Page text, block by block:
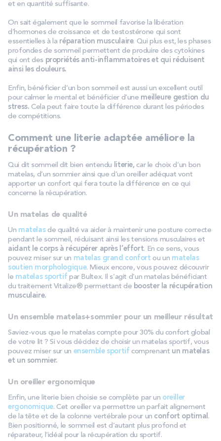
et en quantité suffisante.
On sait également que le sommeil favorise la libération
d’hormones de croissance et de testostérone qui sont
essentielles à la réparation musculaire. Qui plus est, les phases
profondes de sommeil permettent de produire des cytokines
qui ont des propriétés anti-inflammatoires et qui réduisent
ainsi les douleurs.
Enfin, bénéficier d’un bon sommeil est aussi un excellent outil
pour calmer le mental et bénéficier d’une meilleure gestion du
stress. Cela peut faire toute la différence durant les périodes
de compétitions.
Comment une literie adaptée améliore la
récupération ?
Qui dit sommeil dit bien entendu literie,car le choix d’un bon
matelas, d’un sommier ainsi que d’un oreiller adéquat vont
apporter un confort qui fera toute la différence en ce qui
concerne la récupération.
Un matelas de qualité
Un matelasde qualité va aider à maintenir une posture correcte
pendant le sommeil, réduisant ainsi les tensions musculaires et
aidant le corps à récupérer après l’effort. En ce sens, vous
pouvez miser sur un matelas grand confort ou un matelas
soutien morphologique. Mieux encore, vous pouvez découvrir
le matelas sportif par Bultex. Il s’agit d’un matelas bénéficiant
du traitement Vitalize® permettant de booster la récupération
musculaire.
Un ensemble matelas+sommier pour un meilleur résultat
Saviez-vous que le matelas compte pour 30% du confort global
de votre lit ? Si vous décidez de choisir un matelas sportif, vous
pouvez miser sur un ensemble sportif comprenant un matelas
et un sommier.
Un oreiller ergonomique
Enfin, une literie bien choisie se complète par un oreiller
ergonomique. Cet oreiller va permettre un parfait alignement
de la tête et de la colonne vertébrale pour un confort optimal.
Bien positionné, le sommeil est d’autant plus profond et
réparateur, l’idéal pour la récupération du sportif.